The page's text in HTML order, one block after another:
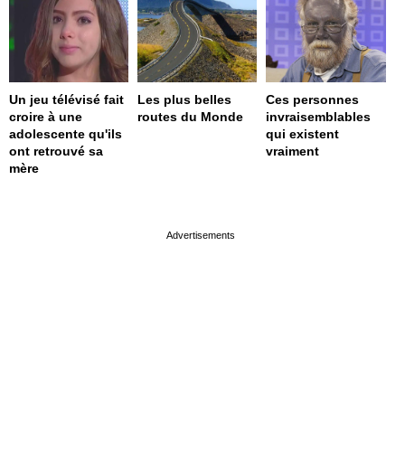
Un jeu télévisé fait
croire à une
adolescente qu'ils
ont retrouvé sa
mère
Les plus belles
routes du Monde
Ces personnes
invraisemblables
qui existent
vraiment